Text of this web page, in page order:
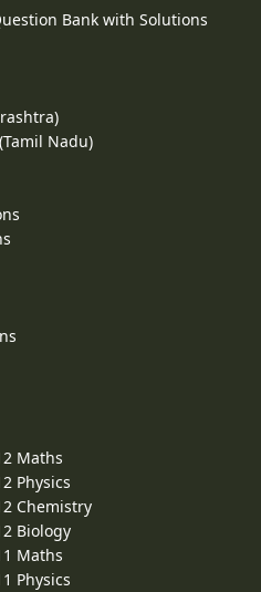
Bank with Solutions
Nadu)
Maths
Physics
Chemistry
Biology
Maths
Physics